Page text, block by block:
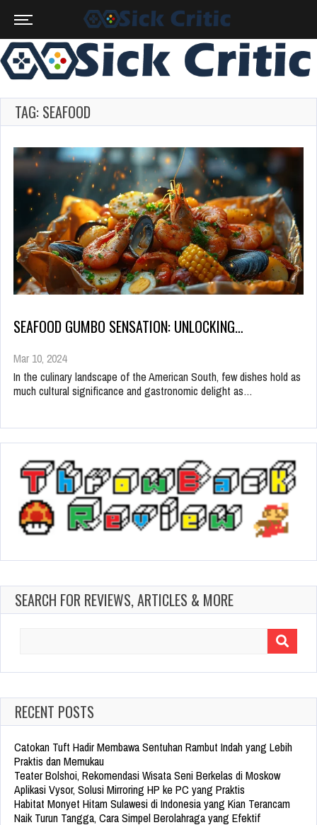
TAG: SEAFOOD
SEAFOOD GUMBO SENSATION: UNLOCKING…
Mar 10, 2024
In the culinary landscape of the American South, few dishes hold as
much cultural significance and gastronomic delight as…
SEARCH FOR REVIEWS, ARTICLES & MORE
RECENT POSTS
Catokan Tuft Hadir Membawa Sentuhan Rambut Indah yang Lebih
Praktis dan Memukau
Teater Bolshoi, Rekomendasi Wisata Seni Berkelas di Moskow
Aplikasi Vysor, Solusi Mirroring HP ke PC yang Praktis
Habitat Monyet Hitam Sulawesi di Indonesia yang Kian Terancam
Naik Turun Tangga, Cara Simpel Berolahraga yang Efektif